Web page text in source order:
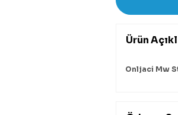
Ürün
Onljaci Mw